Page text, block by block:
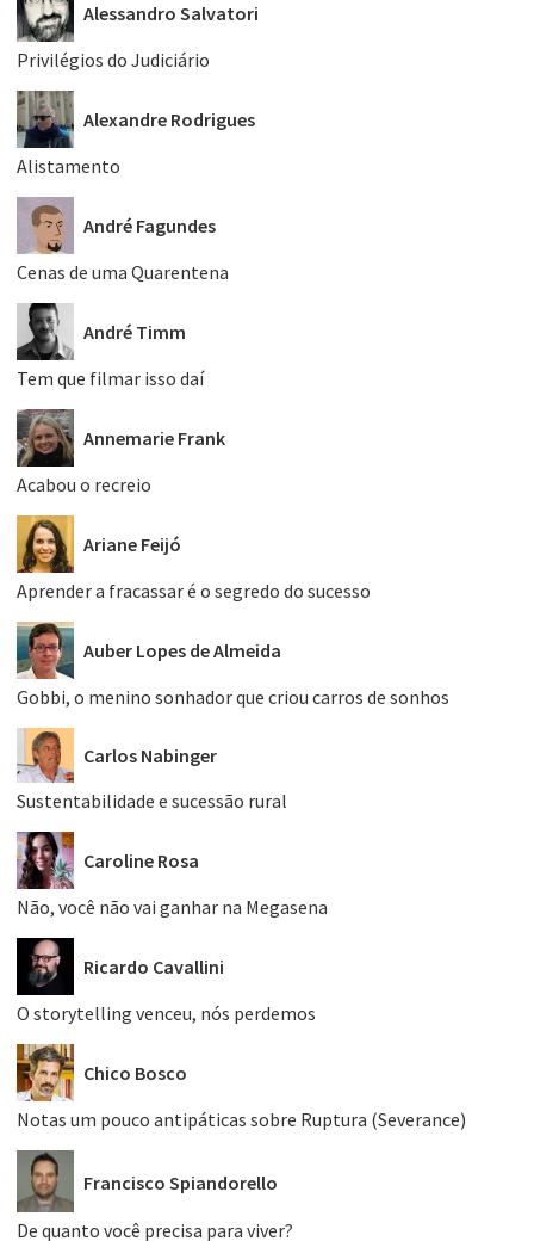
Alessandro Salvatori
Privilégios do Judiciário
Alexandre Rodrigues
Alistamento
André Fagundes
Cenas de uma Quarentena
André Timm
Tem que filmar isso daí
Annemarie Frank
Acabou o recreio
Ariane Feijó
Aprender a fracassar é o segredo do sucesso
Auber Lopes de Almeida
Gobbi, o menino sonhador que criou carros de sonhos
Carlos Nabinger
Sustentabilidade e sucessão rural
Caroline Rosa
Não, você não vai ganhar na Megasena
Ricardo Cavallini
O storytelling venceu, nós perdemos
Chico Bosco
Notas um pouco antipáticas sobre Ruptura (Severance)
Francisco Spiandorello
De quanto você precisa para viver?